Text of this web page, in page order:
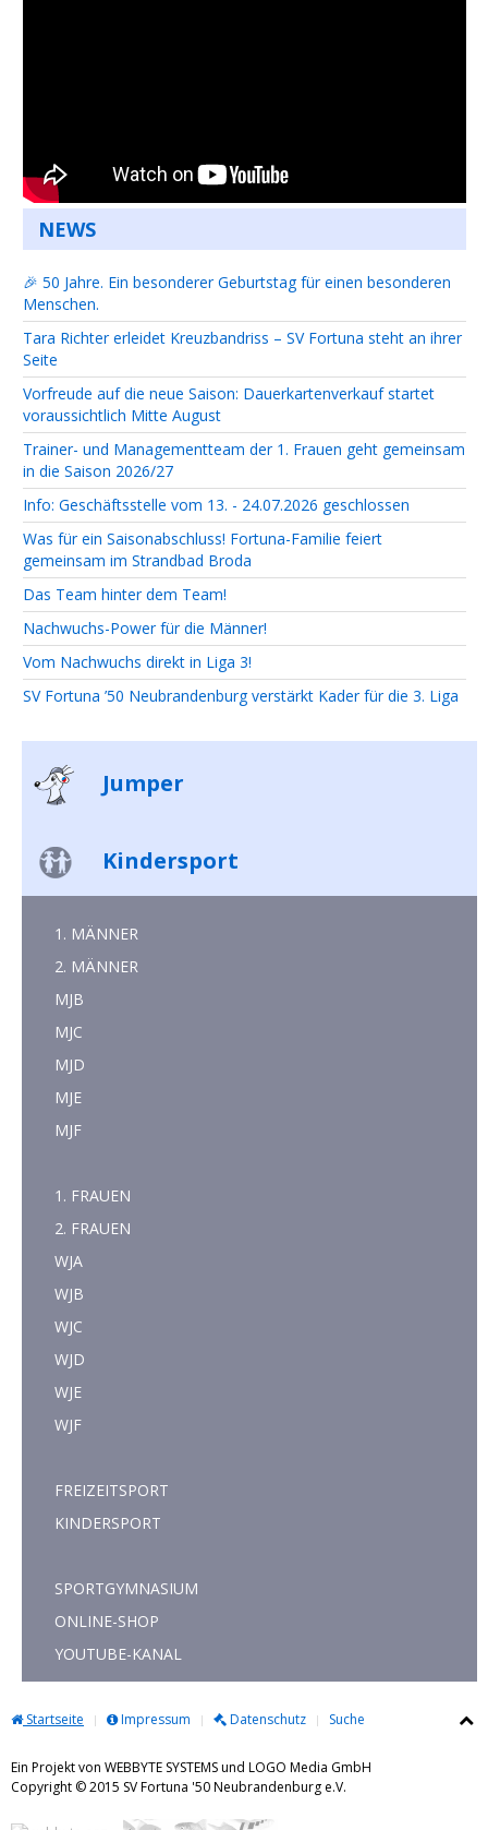
NEWS
🎉 50 Jahre. Ein besonderer Geburtstag für einen besonderen
Menschen.
Tara Richter erleidet Kreuzbandriss – SV Fortuna steht an ihrer
Seite
Vorfreude auf die neue Saison: Dauerkartenverkauf startet
voraussichtlich Mitte August
Trainer- und Managementteam der 1. Frauen geht gemeinsam
in die Saison 2026/27
Info: Geschäftsstelle vom 13. - 24.07.2026 geschlossen
Was für ein Saisonabschluss! Fortuna-Familie feiert
gemeinsam im Strandbad Broda
Das Team hinter dem Team!
Nachwuchs-Power für die Männer!
Vom Nachwuchs direkt in Liga 3!
SV Fortuna ’50 Neubrandenburg verstärkt Kader für die 3. Liga
Jumper
Kindersport
1. MÄNNER
2. MÄNNER
MJB
MJC
MJD
MJE
MJF
1. FRAUEN
2. FRAUEN
WJA
WJB
WJC
WJD
WJE
WJF
FREIZEITSPORT
KINDERSPORT
SPORTGYMNASIUM
ONLINE-SHOP
YOUTUBE-KANAL
Startseite Impressum Datenschutz Suche
Ein Projekt von WEBBYTE SYSTEMS und LOGO Media GmbH
Copyright © 2015 SV Fortuna '50 Neubrandenburg e.V.